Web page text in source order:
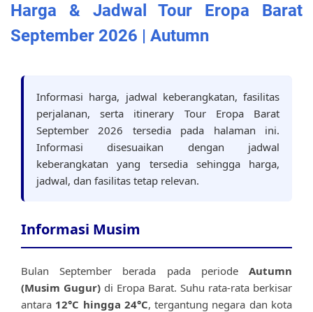
Harga & Jadwal Tour Eropa Barat
September 2026 | Autumn
Informasi harga, jadwal keberangkatan, fasilitas
perjalanan, serta itinerary Tour Eropa Barat
September 2026 tersedia pada halaman ini.
Informasi disesuaikan dengan jadwal
keberangkatan yang tersedia sehingga harga,
jadwal, dan fasilitas tetap relevan.
Informasi Musim
Bulan September berada pada periode Autumn
(Musim Gugur) di Eropa Barat. Suhu rata-rata berkisar
antara 12°C hingga 24°C, tergantung negara dan kota